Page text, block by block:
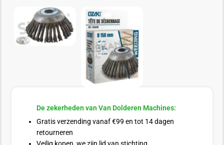
De zekerheden van Van Dolderen Machines:
Gratis verzending vanaf €99 en tot 14 dagen
retourneren